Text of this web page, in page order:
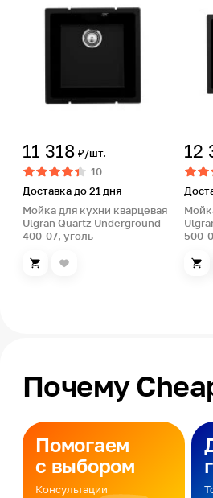
11 318 ₽/шт.
10
Доставка до 21 дня
Мойка для кухни кварцевая
Ulgran Quartz Underground
400-07, уголь
12
500-
Почему
Помогаем
с выбором
Консультации